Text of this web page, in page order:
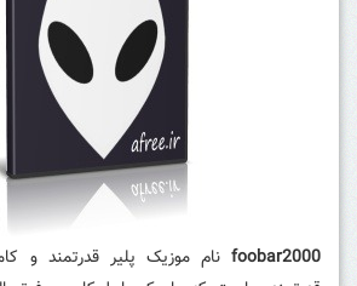
foobar2000 نام موزیک پلیر قدرتمند و